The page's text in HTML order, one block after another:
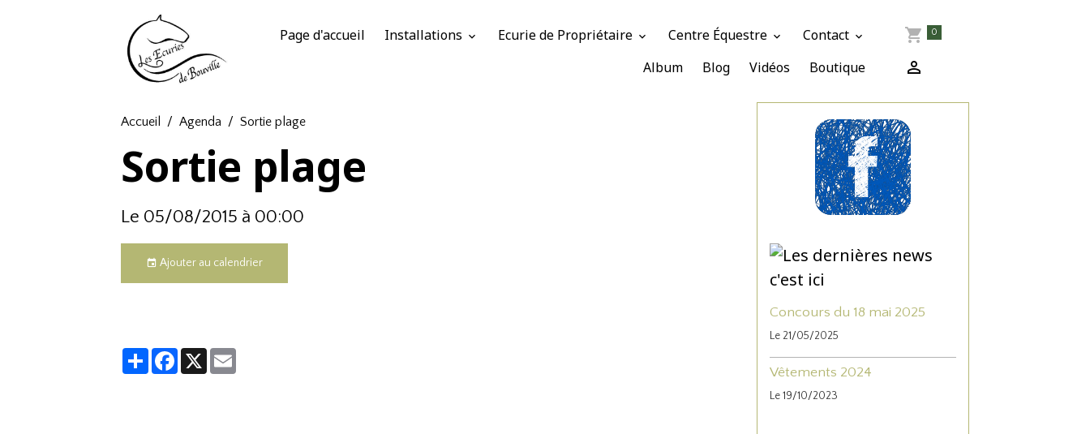
Page d'accueil Installations Ecurie de Propriétaire Centre Équestre
Contact
Album
Blog Vidéos Boutique
0
Accueil Agenda Sortie plage
Sortie plage
Le 05/08/2015 à 00:00
Ajouter au calendrier
PartagerFacebook
X
Concours du 18 mai 2025
Le 21/05/2025
Vêtements 2024
Le 19/10/2023